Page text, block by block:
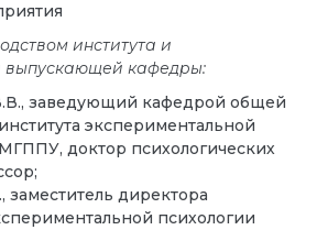
института и
выпускающей кафедры:
заведующий кафедрой общей
экспериментальной
доктор психологических
заместитель директора
психологии